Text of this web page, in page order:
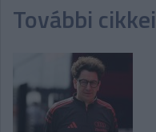
További